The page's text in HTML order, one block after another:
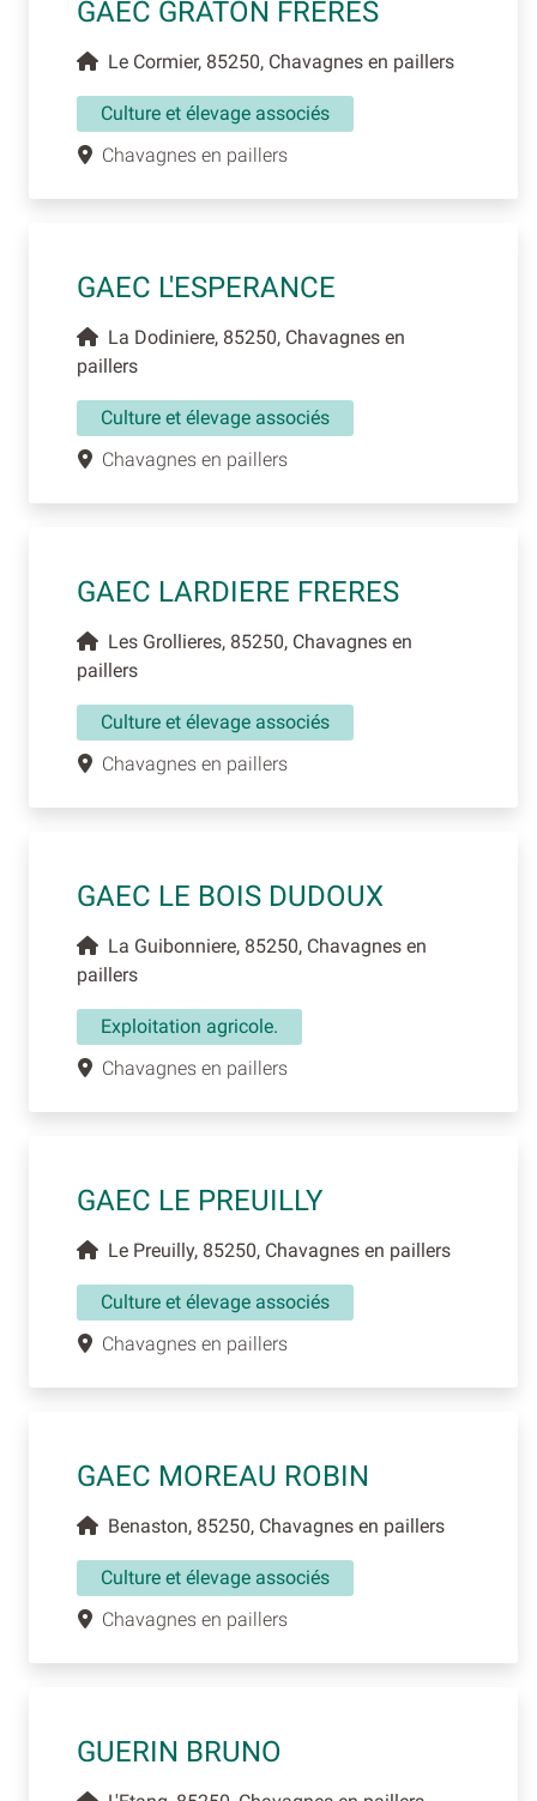
GAEC GRATON FRERES
Le Cormier, 85250, Chavagnes en paillers
Culture et élevage associés
Chavagnes en paillers
GAEC L'ESPERANCE
La Dodiniere, 85250, Chavagnes en
paillers
Culture et élevage associés
Chavagnes en paillers
GAEC LARDIERE FRERES
Les Grollieres, 85250, Chavagnes en
paillers
Culture et élevage associés
Chavagnes en paillers
GAEC LE BOIS DUDOUX
La Guibonniere, 85250, Chavagnes en
paillers
Exploitation agricole.
Chavagnes en paillers
GAEC LE PREUILLY
Le Preuilly, 85250, Chavagnes en paillers
Culture et élevage associés
Chavagnes en paillers
GAEC MOREAU ROBIN
Benaston, 85250, Chavagnes en paillers
Culture et élevage associés
Chavagnes en paillers
GUERIN BRUNO